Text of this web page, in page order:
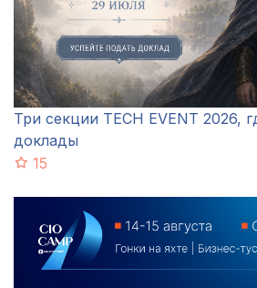
Три секции TECH EVENT 2026,
доклады
15